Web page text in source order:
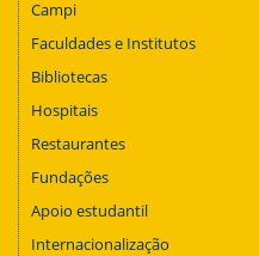
Campi
Faculdades e Institutos
Bibliotecas
Hospitais
Restaurantes
Fundações
Apoio estudantil
Internacionalização